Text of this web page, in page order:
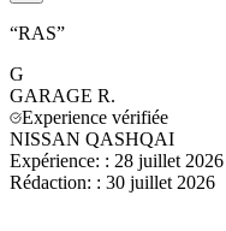
“RAS”
G
GARAGE R.
Experience vérifiée
NISSAN QASHQAI
Expérience: : 28 juillet 2026
Rédaction: : 30 juillet 2026